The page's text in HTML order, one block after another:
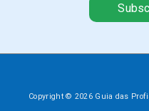
Copyright © 2026 Guia das